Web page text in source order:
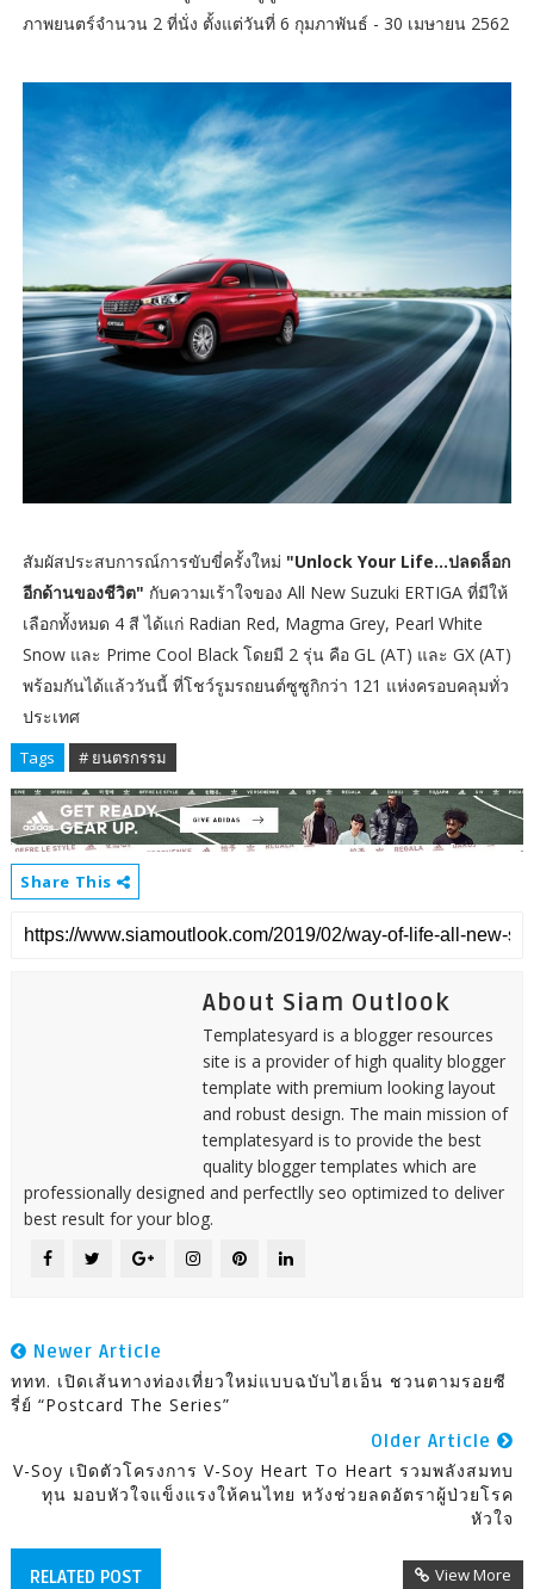
ภาพยนตร์จำนวน 2 ที่นั่ง ตั้งแต่วันที่ 6 กุมภาพันธ์ - 30 เมษายน 2562
สัมผัสประสบการณ์การขับขี่ครั้งใหม่ "Unlock Your Life…ปลดล็อก
อีกด้านของชีวิต" กับความเร้าใจของ All New Suzuki ERTIGA ที่มีให้
เลือกทั้งหมด 4 สี ได้แก่ Radian Red, Magma Grey, Pearl White
Snow และ Prime Cool Black โดยมี 2 รุ่น คือ GL (AT) และ GX (AT)
พร้อมกันได้แล้ววันนี้ ที่โชว์รูมรถยนต์ซูซูกิกว่า 121 แห่งครอบคลุมทั่ว
ประเทศ
Tags # ยนตรกรรม
Share This
About Siam Outlook
Templatesyard is a blogger resources
site is a provider of high quality blogger
template with premium looking layout
and robust design. The main mission of
templatesyard is to provide the best
quality blogger templates which are
professionally designed and perfectlly seo optimized to deliver
best result for your blog.
Newer Article
ททท. เปิดเส้นทางท่องเที่ยวใหม่แบบฉบับไฮเอ็น ชวนตามรอยซี
รี่ย์ “Postcard The Series”
Older Article
V-Soy เปิดตัวโครงการ V-Soy Heart To Heart รวมพลังสมทบ
ทุน มอบหัวใจแข็งแรงให้คนไทย หวังช่วยลดอัตราผู้ป่วยโรค
หัวใจ
RELATED POST View More